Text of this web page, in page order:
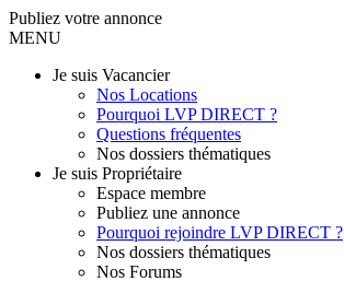
Publiez votre annonce
MENU
Je suis Vacancier
Nos Locations
Pourquoi LVP DIRECT ?
Questions fréquentes
Nos dossiers thématiques
Je suis Propriétaire
Espace membre
Publiez une annonce
Pourquoi rejoindre LVP DIRECT ?
Nos dossiers thématiques
Nos Forums